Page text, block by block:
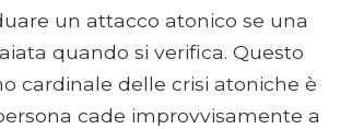
un attacco atonico se una
quando si verifica. Questo
cardinale delle crisi atoniche è
cade improvvisamente a